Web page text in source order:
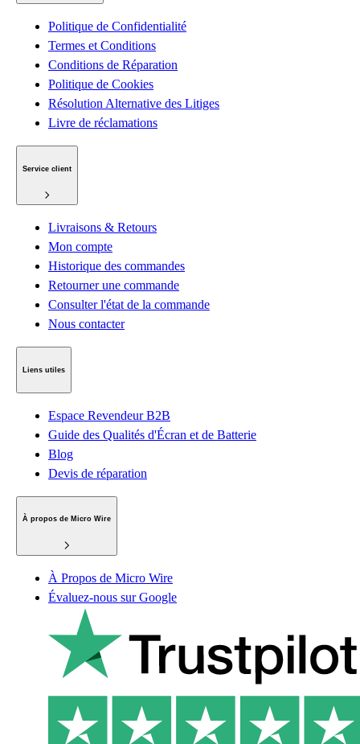
Politique de Confidentialité
Termes et Conditions
Conditions de Réparation
Politique de Cookies
Résolution Alternative des Litiges
Livre de réclamations
Service client
Livraisons & Retours
Mon compte
Historique des commandes
Retourner une commande
Consulter l'état de la commande
Nous contacter
Liens utiles
Espace Revendeur B2B
Guide des Qualités d'Écran et de Batterie
Blog
Devis de réparation
À propos de Micro Wire
À Propos de Micro Wire
Évaluez-nous sur Google